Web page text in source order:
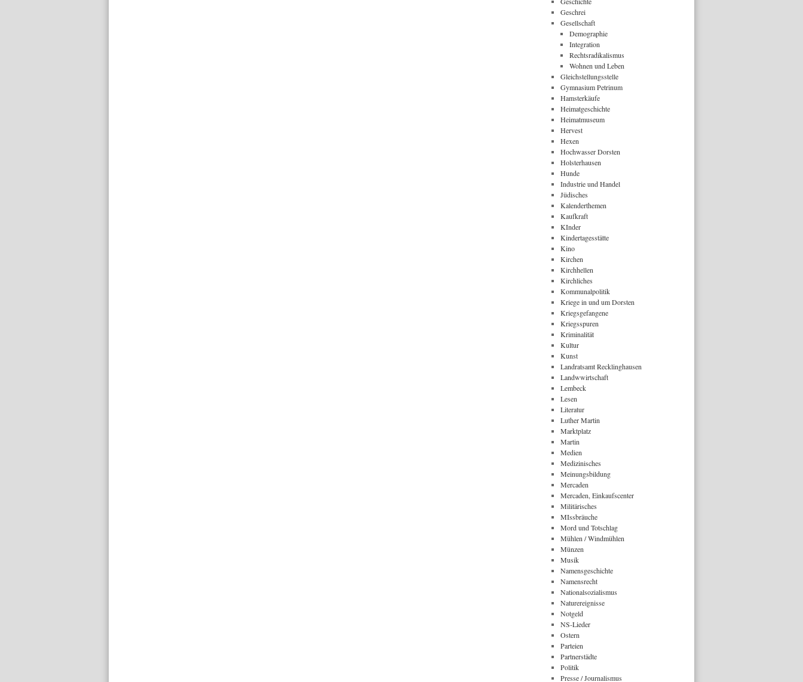
Geschrei
Gesellschaft
Demographie
Integration
Rechtsradikalismus
Wohnen und Leben
Gleichstellungsstelle
Gymnasium Petrinum
Hamsterkäufe
Heimatgeschichte
Heimatmuseum
Hervest
Hexen
Hochwasser Dorsten
Holsterhausen
Hunde
Industrie und Handel
Jüdisches
Kalenderthemen
Kaufkraft
KInder
Kindertagesstätte
Kino
Kirchen
Kirchhellen
Kirchliches
Kommunalpolitik
Kriege in und um Dorsten
Kriegsgefangene
Kriegsspuren
Kriminalität
Kultur
Kunst
Landratsamt Recklinghausen
Landwwirtschaft
Lembeck
Lesen
Literatur
Luther Martin
Marktplatz
Martin
Medien
Medizinisches
Meinungsbildung
Mercaden
Mercaden, Einkaufscenter
Militärisches
MIssbräuche
Mord und Totschlag
Mühlen / Windmühlen
Münzen
Musik
Namensgeschichte
Namensrecht
Nationalsozialismus
Naturereignisse
Notgeld
NS-Lieder
Ostern
Parteien
Partnerstädte
Politik
Presse / Journalismus